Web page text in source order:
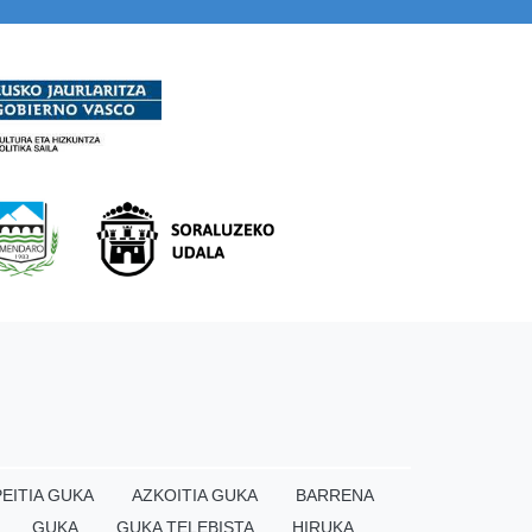
GUKA AZKOITIA GUKA
BARRENA
GUKA
GUKA TELEBISTA HIRUKA